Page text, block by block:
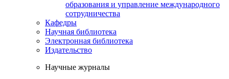
образования и управление международного
сотрудничества
Кафедры
Научная библиотека
Электронная библиотека
Издательство
Научные журналы